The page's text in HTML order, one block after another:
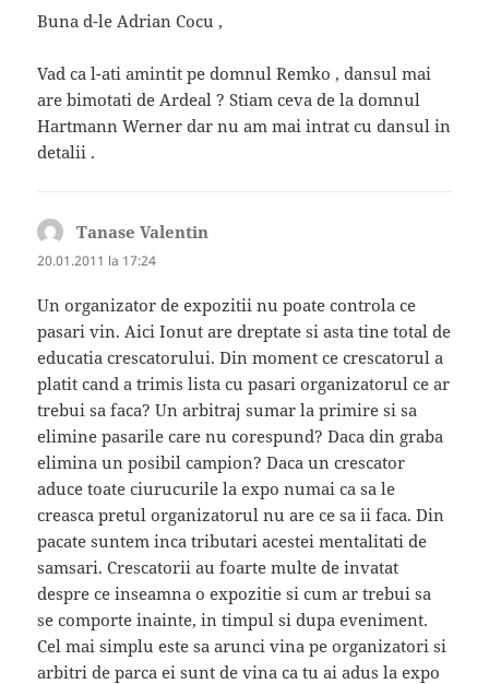
Buna d-le Adrian Cocu ,
Vad ca l-ati amintit pe domnul Remko , dansul mai
are bimotati de Ardeal ? Stiam ceva de la domnul
Hartmann Werner dar nu am mai intrat cu dansul in
detalii .
Tanase Valentin
20.01.2011 la 17:24
Un organizator de expozitii nu poate controla ce
pasari vin. Aici Ionut are dreptate si asta tine total de
educatia crescatorului. Din moment ce crescatorul a
platit cand a trimis lista cu pasari organizatorul ce ar
trebui sa faca? Un arbitraj sumar la primire si sa
elimine pasarile care nu corespund? Daca din graba
elimina un posibil campion? Daca un crescator
aduce toate ciurucurile la expo numai ca sa le
creasca pretul organizatorul nu are ce sa ii faca. Din
pacate suntem inca tributari acestei mentalitati de
samsari. Crescatorii au foarte multe de invatat
despre ce inseamna o expozitie si cum ar trebui sa
se comporte inainte, in timpul si dupa eveniment.
Cel mai simplu este sa arunci vina pe organizatori si
arbitri de parca ei sunt de vina ca tu ai adus la expo